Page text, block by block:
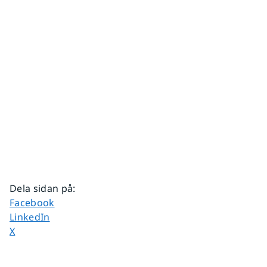
Dela sidan på:
Dela sidan på
Facebook
Dela sidan på
LinkedIn
Dela sidan på
X